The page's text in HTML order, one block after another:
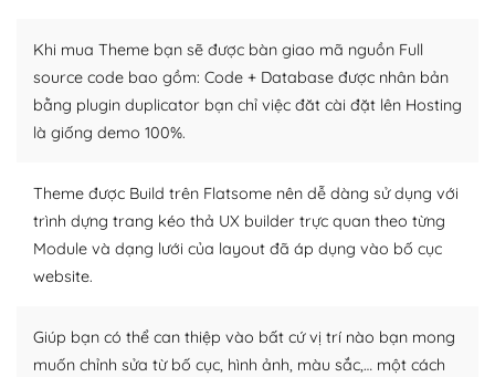
kiếm những cộng đồng WordPress, họ sẽ giúp bạn trả
lời, giải đáp vấn đề của bạn.
Cộng đồng sử dụng WordPress sẵn sàng hỗ trợ bạn
Plugin mở rộng là thành phần cài đặt thêm vào
WordPress để tăng thêm các tính năng cần thiết. Có
nhiều plugin trả phí hoặc miễn phí.
plugin của WordPress rất phong phú. Bạn có thể thỏa
thích chọn lựa plugin và themes phù hợp cho mục đích
Khi mua Theme bạn sẽ được bàn giao mã nguồn Full
source code bao gồm: Code + Database được nhân bản
bằng plugin duplicator bạn chỉ việc đăt cài đặt lên Hosting
là giống demo 100%.
Theme được Build trên Flatsome nên dễ dàng sử dụng với
trình dựng trang kéo thả UX builder trực quan theo từng
Module và dạng lưới của layout đã áp dụng vào bố cục
website.
Giúp bạn có thể can thiệp vào bất cứ vị trí nào bạn mong
muốn chỉnh sửa từ bố cục, hình ảnh, màu sắc,… một cách